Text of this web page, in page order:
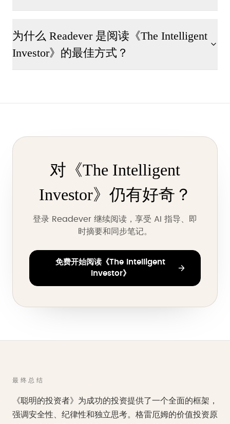
为什么 Readever 是阅读《The Intelligent
Investor》的最佳方式？
对《The Intelligent
Investor》仍有好奇？
登录 Readever 继续阅读，享受 AI 指导、即
时摘要和同步笔记。
免费开始阅读《The Intelligent
Investor》
最终总结
《聪明的投资者》为成功的投资提供了一个全面的框架，
强调安全性、纪律性和独立思考。格雷厄姆的价值投资原